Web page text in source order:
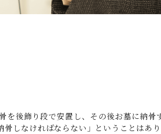
を後飾り段で安置し、その後お墓に納骨
しなければならない」ということはあり